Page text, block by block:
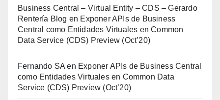
Business Central – Virtual Entity – CDS – Gerardo
Rentería Blog en Exponer APIs de Business
Central como Entidades Virtuales en Common
Data Service (CDS) Preview (Oct’20)
Fernando SA en Exponer APIs de Business Central
como Entidades Virtuales en Common Data
Service (CDS) Preview (Oct’20)